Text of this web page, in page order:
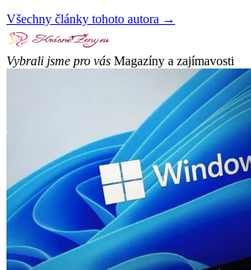
Všechny články tohoto autora →
Vybrali jsme pro vás Magazíny a zajímavosti